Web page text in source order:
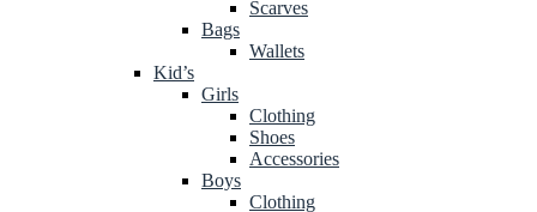
Scarves
Bags
Wallets
Kid’s
Girls
Clothing
Shoes
Accessories
Boys
Clothing